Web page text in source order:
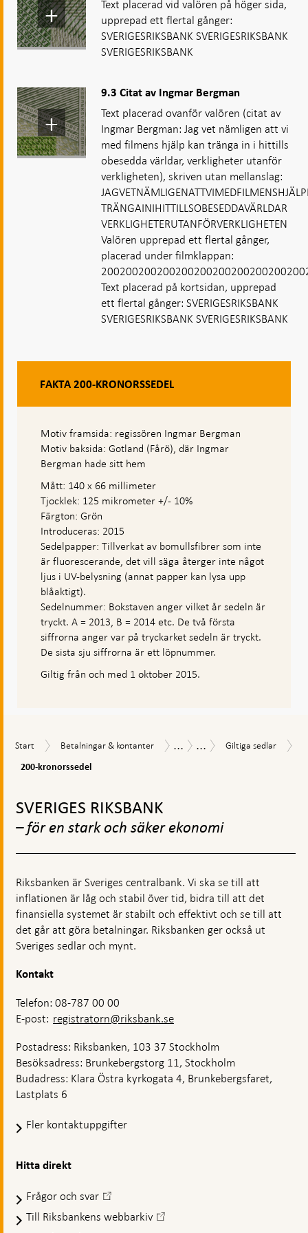
Text placerad vid valören på höger sida,
upprepad ett flertal gånger:
SVERIGESRIKSBANK SVERIGESRIKSBANK
SVERIGESRIKSBANK
9.3 Citat av Ingmar Bergman
Text placerad ovanför valören (citat av
Ingmar Bergman: Jag vet nämligen att vi
med filmens hjälp kan tränga in i hittills
obesedda världar, verkligheter utanför
verkligheten), skriven utan mellanslag:
TRÄNGAINIHITTILLSOBESEDDAVÄRLDAR
VERKLIGHETERUTANFÖRVERKLIGHETEN
Valören upprepad ett flertal gånger,
placerad under filmklappan:
Text placerad på kortsidan, upprepad
ett flertal gånger: SVERIGESRIKSBANK
SVERIGESRIKSBANK SVERIGESRIKSBANK
FAKTA 200-KRONORSSEDEL
Motiv framsida: regissören Ingmar Bergman
Motiv baksida: Gotland (Fårö), där Ingmar
Bergman hade sitt hem
Mått: 140 x 66 millimeter
Tjocklek: 125 mikrometer +/- 10%
Färgton: Grön
Introduceras: 2015
Sedelpapper: Tillverkat av bomullsfibrer som inte
är fluorescerande, det vill säga återger inte något
ljus i UV-belysning (annat papper kan lysa upp
blåaktigt).
Sedelnummer: Bokstaven anger vilket år sedeln är
tryckt. A = 2013, B = 2014 etc. De två första
siffrorna anger var på tryckarket sedeln är tryckt.
De sista sju siffrorna är ett löpnummer.
Giltig från och med 1 oktober 2015.
Start
Start
Betalningar
kontanter
Betalningar & kontanter
Sedlar
... Sedlar
...
Giltiga
Giltiga sedlar
200-kronorssedel
toppnavigation
SVERIGES RIKSBANK
– för en stark och säker ekonomi
Riksbanken är Sveriges centralbank. Vi ska se till att
inflationen är låg och stabil över tid, bidra till att det
finansiella systemet är stabilt och effektivt och se till att
det går att göra betalningar. Riksbanken ger också ut
Sveriges sedlar och mynt.
Kontakt
Telefon: 08-787 00 00
E-post: registratorn@riksbank.se
Postadress: Riksbanken, 103 37 Stockholm
Besöksadress: Brunkebergstorg 11, Stockholm
Budadress: Klara Östra kyrkogata 4, Brunkebergsfaret,
Lastplats 6
Fler kontaktuppgifter
Hitta direkt
Frågor och svar -
Öppnas
Till Riksbankens webbarkiv -